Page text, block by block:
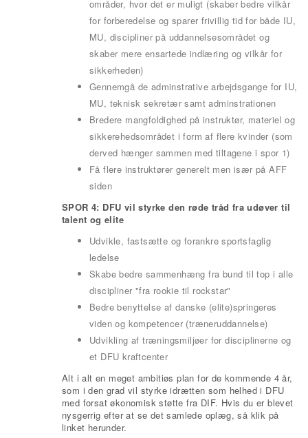
områder, hvor det er muligt (skaber bedre vilkår
for forberedelse og sparer frivillig tid for både IU,
MU, discipliner på uddannelsesområdet og
skaber mere ensartede indlæring og vilkår for
sikkerheden)
Gennemgå de adminstrative arbejdsgange for IU,
MU, teknisk sekretær samt adminstrationen
Bredere mangfoldighed på instruktør, materiel og
sikkerehedsområdet i form af flere kvinder (som
derved hænger sammen med tiltagene i spor 1)
Få flere instruktører generelt men især på AFF
siden
SPOR 4: DFU vil styrke den røde tråd fra udøver til
talent og elite
Udvikle, fastsætte og forankre sportsfaglig
ledelse
Skabe bedre sammenhæng fra bund til top i alle
discipliner "fra rookie til rockstar"
Bedre benyttelse af danske (elite)springeres
viden og kompetencer (træneruddannelse)
Udvikling af træningsmiljøer for disciplinerne og
et DFU kraftcenter
Alt i alt en meget ambitiøs plan for de kommende 4 år,
som i den grad vil styrke idrætten som helhed i DFU
med forsat økonomisk støtte fra DIF. Hvis du er blevet
nysgerrig efter at se det samlede oplæg, så klik på
linket herunder.